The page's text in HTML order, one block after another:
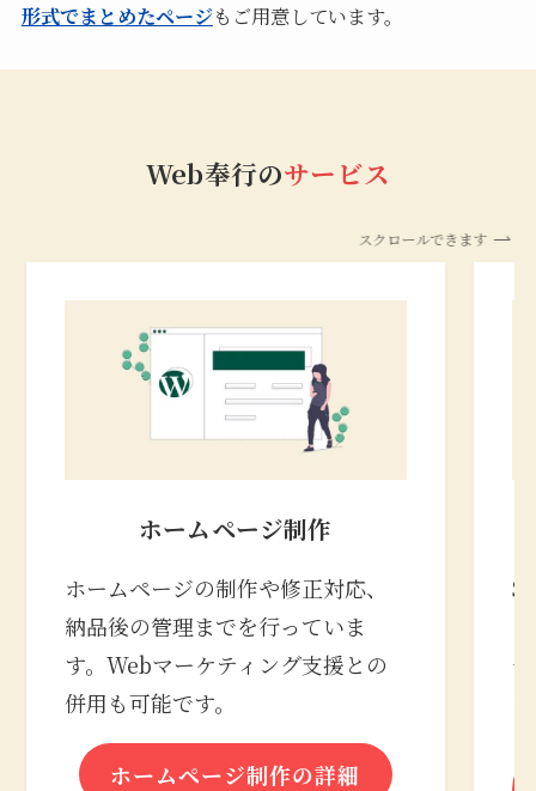
形式でまとめたページもご用意しています。
Web奉行のサービス
スクロールできます
ホームページ制作
ホームページの制作や修正対応、
納品後の管理までを行っていま
す。Webマーケティング支援との
併用も可能です。
ホームページ制作の詳細